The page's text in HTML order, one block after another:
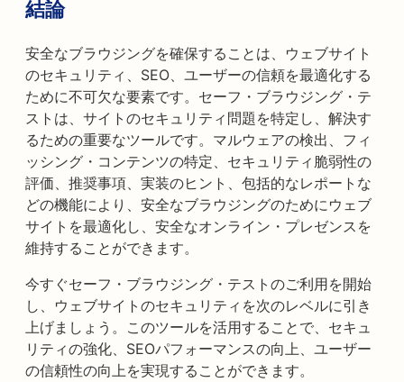
結論
安全なブラウジングを確保することは、ウェブサイト
のセキュリティ、SEO、ユーザーの信頼を最適化する
ために不可欠な要素です。セーフ・ブラウジング・テ
ストは、サイトのセキュリティ問題を特定し、解決す
るための重要なツールです。マルウェアの検出、フィ
ッシング・コンテンツの特定、セキュリティ脆弱性の
評価、推奨事項、実装のヒント、包括的なレポートな
どの機能により、安全なブラウジングのためにウェブ
サイトを最適化し、安全なオンライン・プレゼンスを
維持することができます。
今すぐセーフ・ブラウジング・テストのご利用を開始
し、ウェブサイトのセキュリティを次のレベルに引き
上げましょう。このツールを活用することで、セキュ
リティの強化、SEOパフォーマンスの向上、ユーザー
の信頼性の向上を実現することができます。